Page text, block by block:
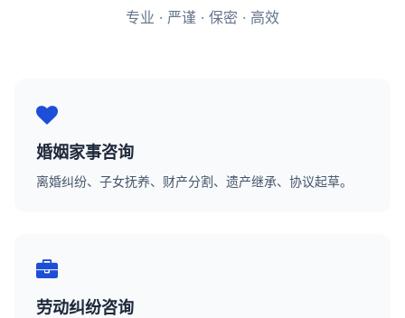
专业 · 严谨 · 保密 · 高效
婚姻家事咨询
离婚纠纷、子女抚养、财产分割、遗产继承、协议起草。
劳动纠纷咨询